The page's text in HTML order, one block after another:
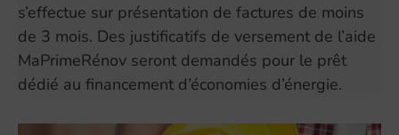
s’effectue sur présentation de factures de moins
de 3 mois. Des justificatifs de versement de l’aide
MaPrimeRénov seront demandés pour le prêt
dédié au financement d’économies d’énergie.